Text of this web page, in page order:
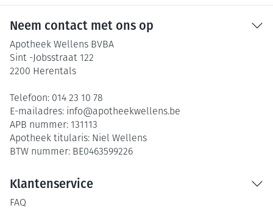
Neem contact met ons op
Apotheek Wellens BVBA
Sint -Jobsstraat 122
2200 Herentals
Telefoon: 014 23 10 78
E-mailadres: info@apotheekwellens.be
APB nummer: 131113
Apotheek titularis: Niel Wellens
BTW nummer: BE0463599226
Klantenservice
FAQ